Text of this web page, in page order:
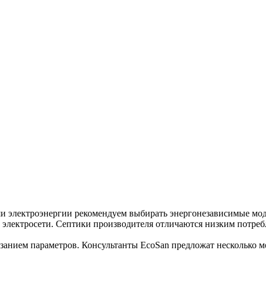
электроэнергии рекомендуем выбирать
Септики производителя отличаются низким
параметров. Консультанты EcoSan предложат